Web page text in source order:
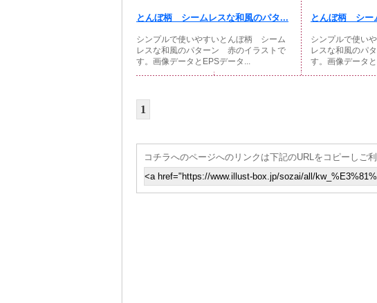
とんぼ柄 シームレスな和風のパタ...
シンプルで使いやすいとんぼ柄 シーム
レスな和風のパターン 赤のイラストで
す。画像データとEPSデータ...
とんぼ柄 シー
シンプルで使い
レスな和風のパ
す。画像データ
1
コチラへのページへのリンクは下記のURLをコピーしご利